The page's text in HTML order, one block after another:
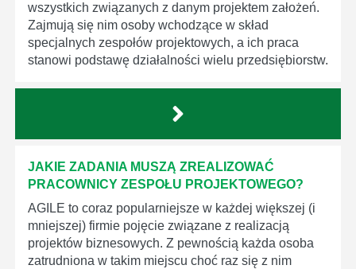
wszystkich związanych z danym projektem założeń.
Zajmują się nim osoby wchodzące w skład
specjalnych zespołów projektowych, a ich praca
stanowi podstawę działalności wielu przedsiębiorstw.
JAKIE ZADANIA MUSZĄ ZREALIZOWAĆ
PRACOWNICY ZESPOŁU PROJEKTOWEGO?
AGILE to coraz popularniejsze w każdej większej (i
mniejszej) firmie pojęcie związane z realizacją
projektów biznesowych. Z pewnością każda osoba
zatrudniona w takim miejscu choć raz się z nim